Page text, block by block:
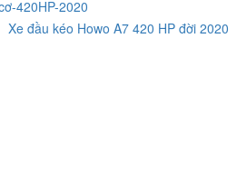
Xe đầu kéo Howo A7 420 HP đời 2020